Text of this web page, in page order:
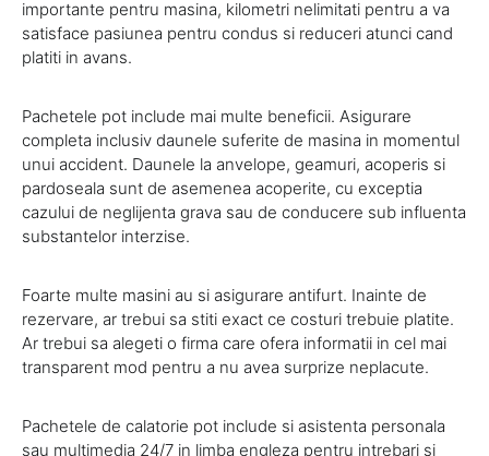
importante pentru masina, kilometri nelimitati pentru a va
satisface pasiunea pentru condus si reduceri atunci cand
platiti in avans.
Pachetele pot include mai multe beneficii. Asigurare
completa inclusiv daunele suferite de masina in momentul
unui accident. Daunele la anvelope, geamuri, acoperis si
pardoseala sunt de asemenea acoperite, cu exceptia
cazului de neglijenta grava sau de conducere sub influenta
substantelor interzise.
Foarte multe masini au si asigurare antifurt. Inainte de
rezervare, ar trebui sa stiti exact ce costuri trebuie platite.
Ar trebui sa alegeti o firma care ofera informatii in cel mai
transparent mod pentru a nu avea surprize neplacute.
Pachetele de calatorie pot include si asistenta personala
sau multimedia 24/7 in limba engleza pentru intrebari si